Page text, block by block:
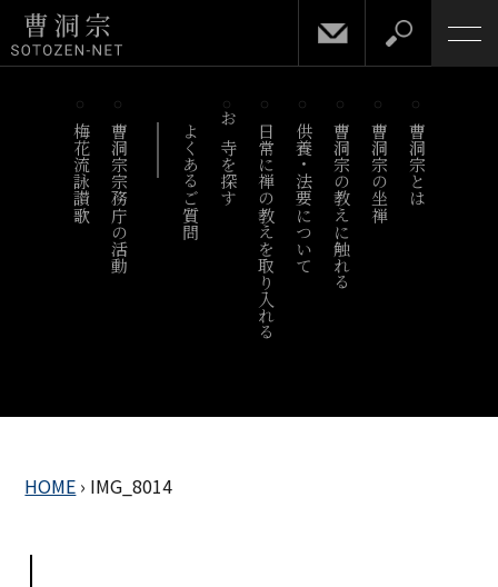
梅花流詠讃歌 曹洞宗宗務庁の活動 よくあるご質問 お寺を探す 日常に禅の教えを取り入れる供養・法要について曹洞宗の教えに触れる 曹洞宗の坐禅 曹洞宗とは
HOME › IMG_8014